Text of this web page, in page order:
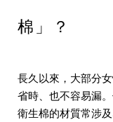
棉」？
長久以來，大部分
省時、也不容易漏
衛生棉的材質常涉